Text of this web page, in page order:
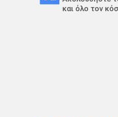
και όλο τον